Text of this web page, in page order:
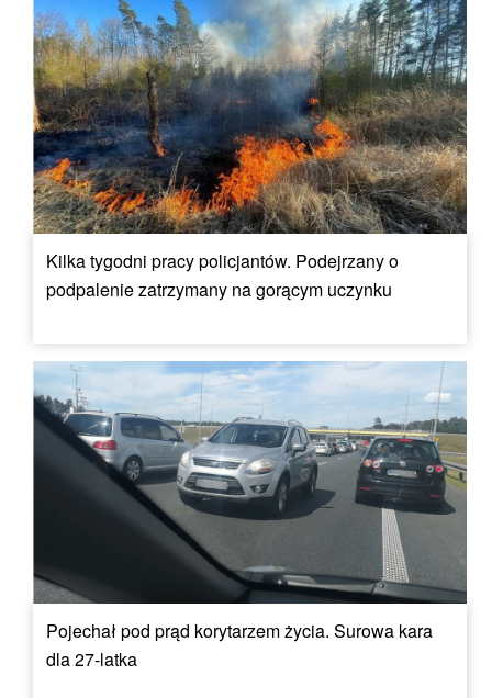
Kilka tygodni pracy policjantów. Podejrzany o
podpalenie zatrzymany na gorącym uczynku
Pojechał pod prąd korytarzem życia. Surowa kara
dla 27-latka